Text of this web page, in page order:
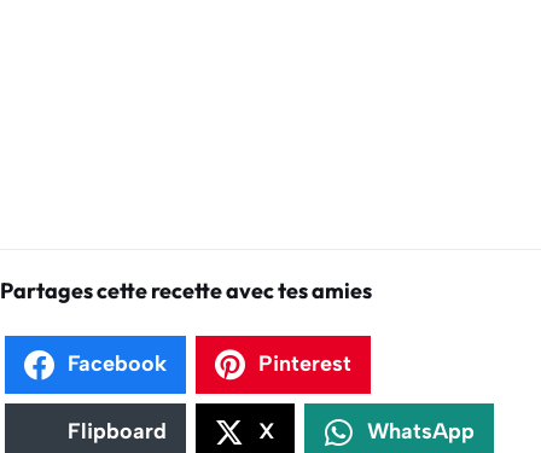
Partages cette recette avec tes amies
Facebook Pinterest
Flipboard X WhatsApp